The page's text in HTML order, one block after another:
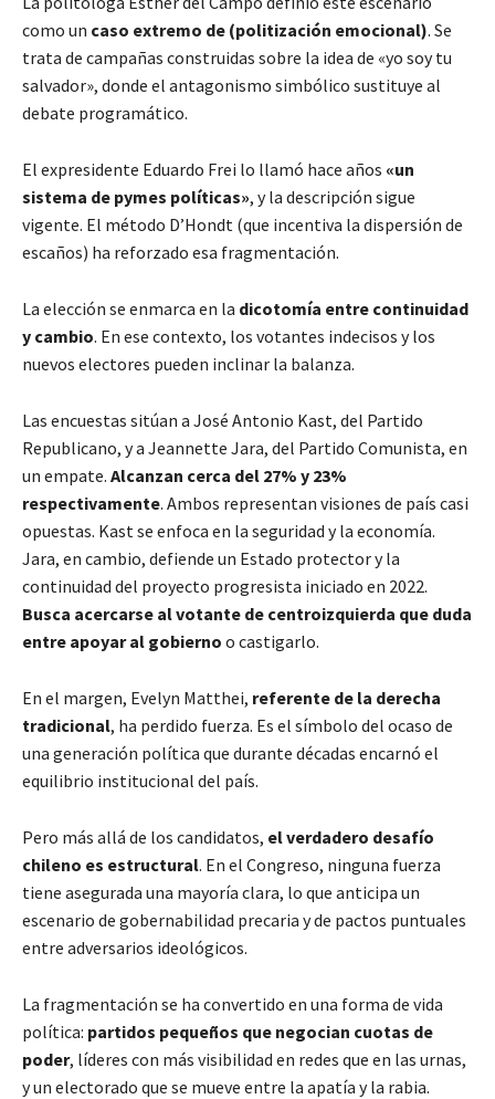
como un caso extremo de (politización emocional). Se
trata de campañas construidas sobre la idea de «yo soy tu
salvador», donde el antagonismo simbólico sustituye al
debate programático.
El expresidente Eduardo Frei lo llamó hace años «un
sistema de pymes políticas», y la descripción sigue
vigente. El método D’Hondt (que incentiva la dispersión de
escaños) ha reforzado esa fragmentación.
La elección se enmarca en la dicotomía entre continuidad
y cambio. En ese contexto, los votantes indecisos y los
nuevos electores pueden inclinar la balanza.
Las encuestas sitúan a José Antonio Kast, del Partido
Republicano, y a Jeannette Jara, del Partido Comunista, en
un empate. Alcanzan cerca del 27% y 23%
respectivamente. Ambos representan visiones de país casi
opuestas. Kast se enfoca en la seguridad y la economía.
Jara, en cambio, defiende un Estado protector y la
continuidad del proyecto progresista iniciado en 2022.
Busca acercarse al votante de centroizquierda que duda
entre apoyar al gobierno o castigarlo.
En el margen, Evelyn Matthei, referente de la derecha
tradicional, ha perdido fuerza. Es el símbolo del ocaso de
una generación política que durante décadas encarnó el
equilibrio institucional del país.
Pero más allá de los candidatos, el verdadero desafío
chileno es estructural. En el Congreso, ninguna fuerza
tiene asegurada una mayoría clara, lo que anticipa un
escenario de gobernabilidad precaria y de pactos puntuales
entre adversarios ideológicos.
La fragmentación se ha convertido en una forma de vida
política: partidos pequeños que negocian cuotas de
poder, líderes con más visibilidad en redes que en las urnas,
y un electorado que se mueve entre la apatía y la rabia.